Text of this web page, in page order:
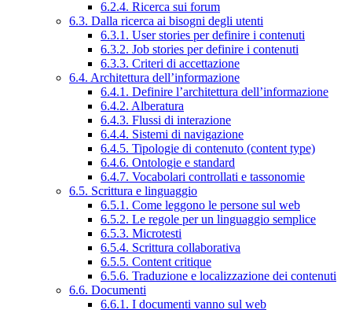
6.2.4. Ricerca sui forum
6.3. Dalla ricerca ai bisogni degli utenti
6.3.1. User stories per definire i contenuti
6.3.2. Job stories per definire i contenuti
6.3.3. Criteri di accettazione
6.4. Architettura dell’informazione
6.4.1. Definire l’architettura dell’informazione
6.4.2. Alberatura
6.4.3. Flussi di interazione
6.4.4. Sistemi di navigazione
6.4.5. Tipologie di contenuto (content type)
6.4.6. Ontologie e standard
6.4.7. Vocabolari controllati e tassonomie
6.5. Scrittura e linguaggio
6.5.1. Come leggono le persone sul web
6.5.2. Le regole per un linguaggio semplice
6.5.3. Microtesti
6.5.4. Scrittura collaborativa
6.5.5. Content critique
6.5.6. Traduzione e localizzazione dei contenuti
6.6. Documenti
6.6.1. I documenti vanno sul web